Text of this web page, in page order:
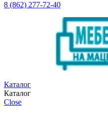
8 (862) 277-72-40
Каталог
Каталог
Close